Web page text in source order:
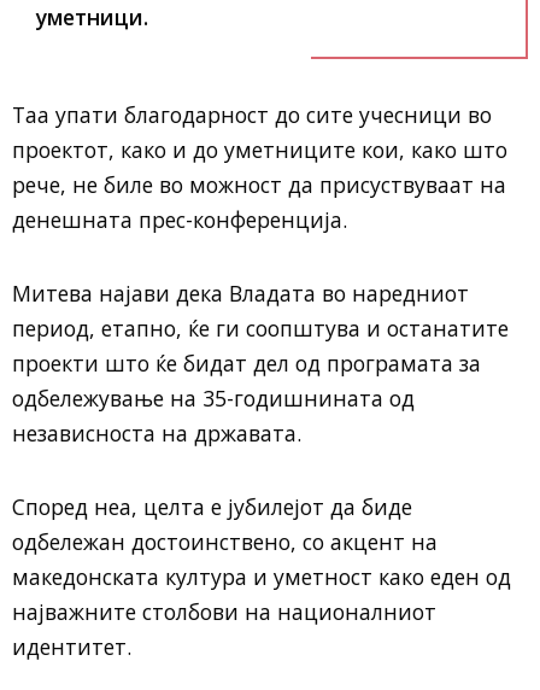
уметници.
Таа упати благодарност до сите учесници во
проектот, како и до уметниците кои, како што
рече, не биле во можност да присуствуваат на
денешната прес-конференција.
Митева најави дека Владата во наредниот
период, етапно, ќе ги соопштува и останатите
проекти што ќе бидат дел од програмата за
одбележување на 35-годишнината од
независноста на државата.
Според неа, целта е јубилејот да биде
одбележан достоинствено, со акцент на
македонската култура и уметност како еден од
најважните столбови на националниот
идентитет.